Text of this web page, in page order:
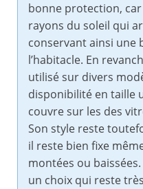
bonne protection,
rayons du soleil qui
conservant ainsi une
l’habitacle. En
utilisé sur divers
disponibilité en taille
couvre sur les des
Son style reste
il reste bien fixe
montées ou
un choix qui reste